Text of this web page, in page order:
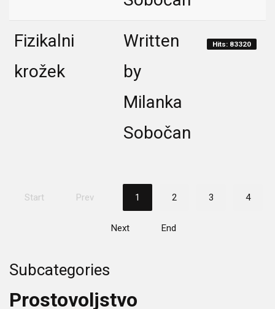
Fizikalni
krožek
Written
by
Milanka
Sobočan
Hits: 83320
Start Prev 1 2 3 4
Next End
Subcategories
Prostovoljstvo